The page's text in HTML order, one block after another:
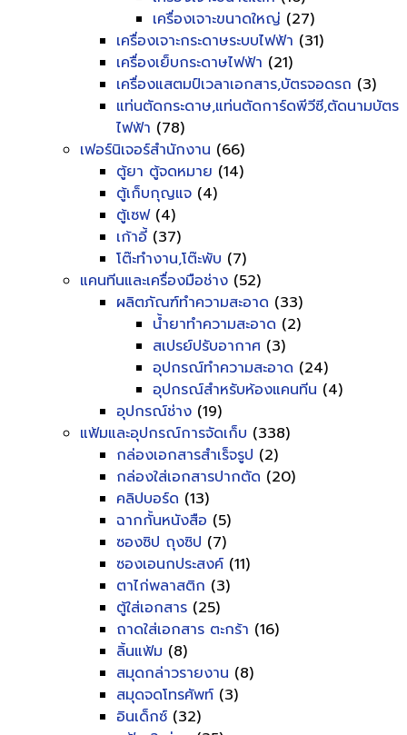
เครื่องเจาะขนาดใหญ่ (27)
เครื่องเจาะกระดาษระบบไฟฟ้า (31)
เครื่องเย็บกระดาษไฟฟ้า (21)
เครื่องแสตมป์เวลาเอกสาร,บัตรจอดรถ (3)
แท่นตัดกระดาษ,แท่นตัดการ์ดพีวีซี,ตัดนามบัตร
ไฟฟ้า (78)
เฟอร์นิเจอร์สำนักงาน (66)
ตู้ยา ตู้จดหมาย (14)
ตู้เก็บกุญแจ (4)
ตู้เซฟ(4)
เก้าอี้ (37)
โต๊ะทำงาน,โต๊ะพับ (7)
แคนทีนและเครื่องมือช่าง (52)
ผลิตภัณฑ์ทำความสะอาด (33)
น้ำยาทำความสะอาด (2)
สเปรย์ปรับอากาศ (3)
อุปกรณ์ทำความสะอาด (24)
อุปกรณ์สำหรับห้องแคนทีน (4)
อุปกรณ์ช่าง (19)
แฟ้มและอุปกรณ์การจัดเก็บ (338)
กล่องเอกสารสำเร็จรูป (2)
กล่องใส่เอกสารปากตัด (20)
คลิปบอร์ด (13)
ฉากกั้นหนังสือ (5)
ซองซิป ถุงซิป (7)
ซองเอนกประสงค์ (11)
ตาไก่พลาสติก (3)
ตู้ใส่เอกสาร (25)
ถาดใส่เอกสาร ตะกร้า (16)
ลิ้นแฟ้ม (8)
สมุดกล่าวรายงาน (8)
สมุดจดโทรศัพท์ (3)
อินเด็กซ์ (32)